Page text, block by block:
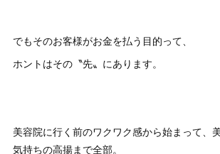
でもそのお客様がお金を払う目的って、
ホントはその〝先〟にあります。
美容院に行く前のワクワク感から始まって、
気持ちの高揚まで全部。